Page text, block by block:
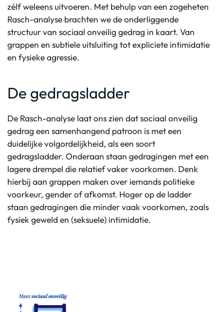
zélf weleens uitvoeren. Met behulp van een zogeheten
Rasch-analyse brachten we de onderliggende
structuur van sociaal onveilig gedrag in kaart. Van
grappen en subtiele uitsluiting tot expliciete intimidatie
en fysieke agressie.
De gedragsladder
De Rasch-analyse laat ons zien dat sociaal onveilig
gedrag een samenhangend patroon is met een
duidelijke volgordelijkheid, als een soort
gedragsladder. Onderaan staan gedragingen met een
lagere drempel die relatief vaker voorkomen. Denk
hierbij aan grappen maken over iemands politieke
voorkeur, gender of afkomst. Hoger op de ladder
staan gedragingen die minder vaak voorkomen, zoals
fysiek geweld en (seksuele) intimidatie.